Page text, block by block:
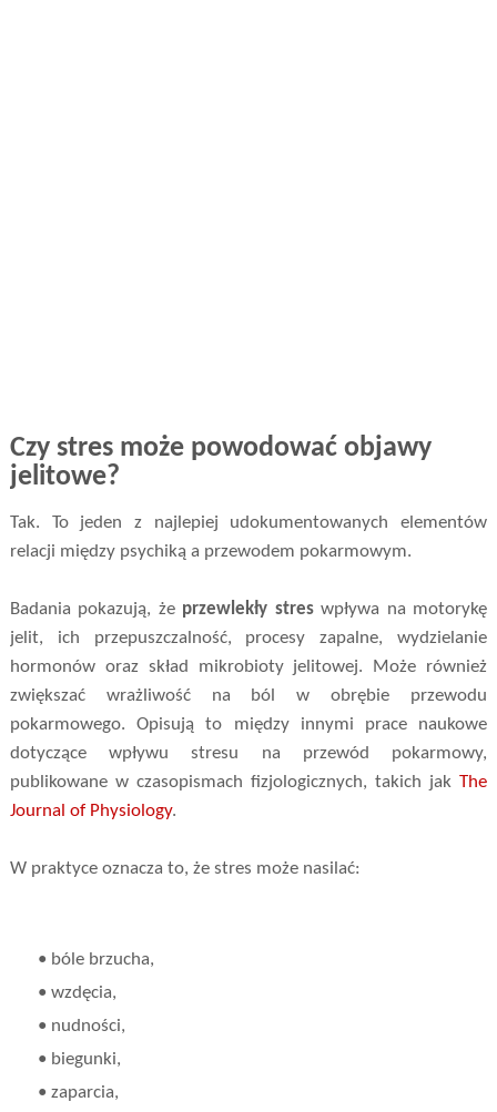
Czy stres może powodować objawy
jelitowe?
Tak. To jeden z najlepiej udokumentowanych elementów
relacji między psychiką a przewodem pokarmowym.
Badania pokazują, że przewlekły streswpływa na motorykę
jelit, ich przepuszczalność, procesy zapalne, wydzielanie
hormonów oraz skład mikrobioty jelitowej. Może również
zwiększać wrażliwość na ból w obrębie przewodu
pokarmowego. Opisują to między innymi prace naukowe
dotyczące wpływu stresu na przewód pokarmowy,
publikowane w czasopismach fizjologicznych, takich jakThe
Journal of Physiology.
W praktyce oznacza to, że stres może nasilać:
• bóle brzucha,
• wzdęcia,
• nudności,
• biegunki,
• zaparcia,